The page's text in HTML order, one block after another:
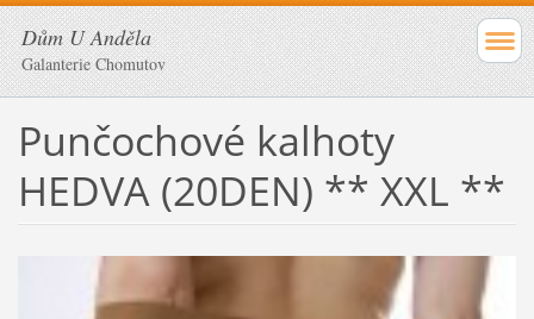
Dům U Anděla
Galanterie Chomutov
Punčochové kalhoty
HEDVA (20DEN) ** XXL **